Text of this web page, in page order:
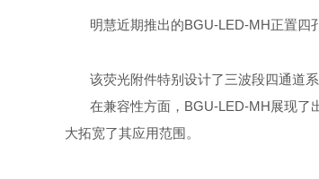
明慧近期推出的BGU-LED-MH正置四
该荧光附件特别设计了三波段四通道
在兼容性方面，BGU-LED-MH展现了
大拓宽了其应用范围。